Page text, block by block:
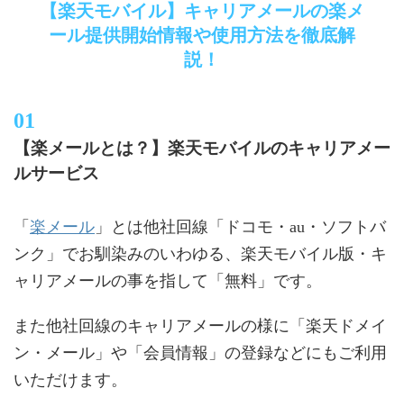
【楽天モバイル】キャリアメールの楽メ
ール提供開始情報や使用方法を徹底解
説！
【楽メールとは？】楽天モバイルのキャリアメー
ルサービス
「 楽メール 」とは他社回線「ドコモ・au・ソフトバ
ンク」でお馴染みのいわゆる、楽天モバイル版・キ
ャリアメールの事を指して「無料」です。
また他社回線のキャリアメールの様に「楽天ドメイ
ン・メール」や「会員情報」の登録などにもご利用
いただけます。